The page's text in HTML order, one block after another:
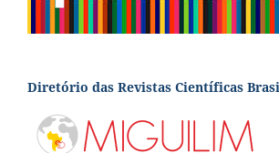
Diretório das Revistas Científicas